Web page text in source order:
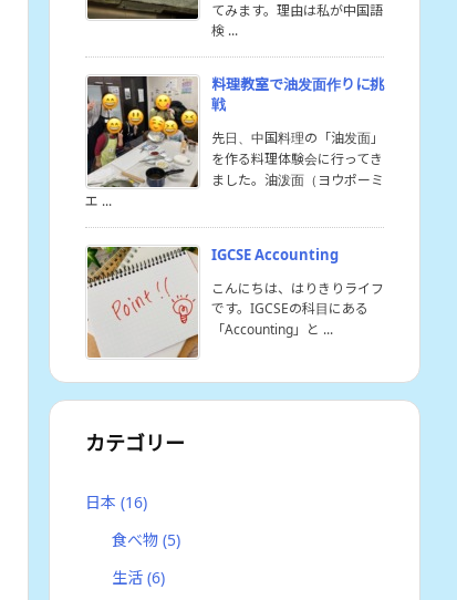
てみます。理由は私が中国語
検 ...
料理教室で油发面作りに挑
戦
先日、中国料理の「油发面」
を作る料理体験会に行ってき
ました。油泼面（ヨウポーミ
エ ...
IGCSE Accounting
こんにちは、はりきりライフ
です。IGCSEの科目にある
「Accounting」と ...
カテゴリー
日本 (16)
食べ物(5)
生活(6)